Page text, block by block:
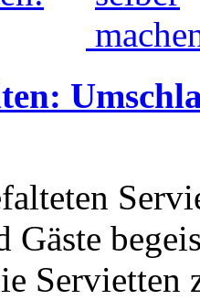
Gäste